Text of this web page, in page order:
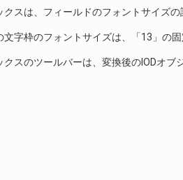
クスは、フィールドのフォントサイズ
文字枠のフォントサイズは、「13」の
クスのツールバーは、変換後のIODオブ